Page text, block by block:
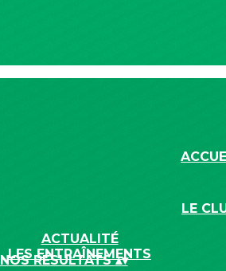
LE
ACTUALITÉ
LES ENTRAÎNEMENTS
NOS RÉSULTATS▴▾